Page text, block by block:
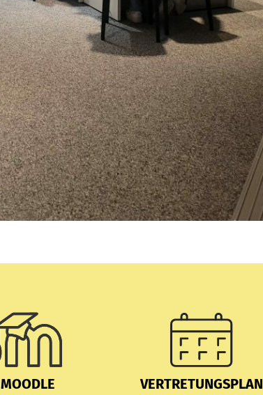
MOODLE VERTRETUNGSPLAN